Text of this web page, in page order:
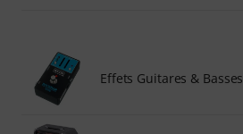
Effets Guitares & Basses